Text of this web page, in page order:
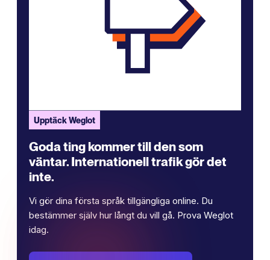
Upptäck Weglot
Goda ting kommer till den som
väntar. Internationell trafik gör det
inte.
Vi gör dina första språk tillgängliga online. Du
bestämmer själv hur långt du vill gå. Prova Weglot
idag.